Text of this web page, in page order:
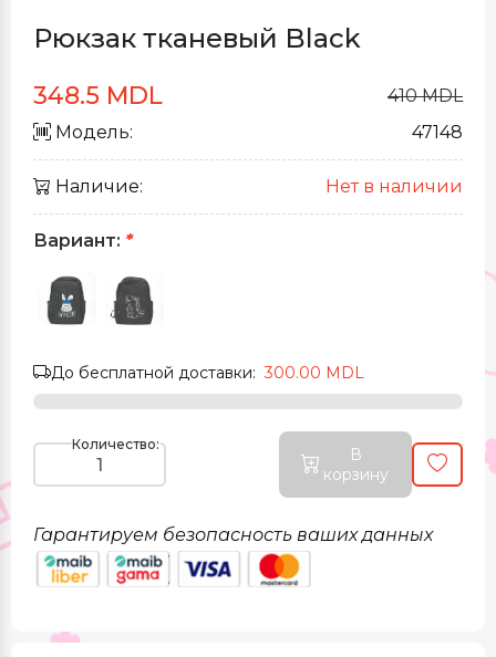
Рюкзак тканевый Black
348.5 MDL
410 MDL
Модель:
47148
Наличие: Нет в наличии
Вариант: *
До бесплатной доставки:300.00 MDL
Количество:
В
корзину
Гарантируем безопасность ваших данных